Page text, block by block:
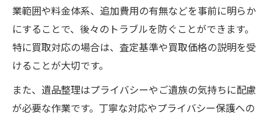
業範囲や料金体系、追加費用の有無などを事前に明らか
にすることで、後々のトラブルを防ぐことができます。
特に買取対応の場合は、査定基準や買取価格の説明を受
けることが大切です。
また、遺品整理はプライバシーやご遺族の気持ちに配慮
が必要な作業です。丁寧な対応やプライバシー保護への